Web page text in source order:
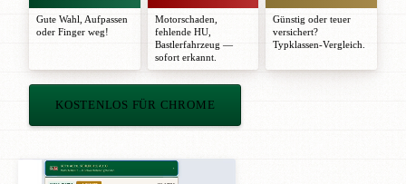
Gute Wahl
Aufpassen
oder Finger weg!
Motorschaden,
fehlende HU,
Bastlerfahrzeug —
sofort erkannt.
Günstig oder teuer
versichert?
Typklassen-Vergleich.
KOSTENLOS FÜR CHROME